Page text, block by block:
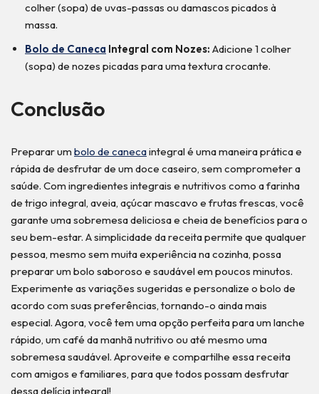
colher (sopa) de uvas-passas ou damascos picados à
massa.
Bolo de Caneca Integral com Nozes: Adicione 1 colher
(sopa) de nozes picadas para uma textura crocante.
Conclusão
Preparar um bolo de canecaintegral é uma maneira prática e
rápida de desfrutar de um doce caseiro, sem comprometer a
saúde. Com ingredientes integrais e nutritivos como a farinha
de trigo integral, aveia, açúcar mascavo e frutas frescas, você
garante uma sobremesa deliciosa e cheia de benefícios para o
seu bem-estar. A simplicidade da receita permite que qualquer
pessoa, mesmo sem muita experiência na cozinha, possa
preparar um bolo saboroso e saudável em poucos minutos.
Experimente as variações sugeridas e personalize o bolo de
acordo com suas preferências, tornando-o ainda mais
especial. Agora, você tem uma opção perfeita para um lanche
rápido, um café da manhã nutritivo ou até mesmo uma
sobremesa saudável. Aproveite e compartilhe essa receita
com amigos e familiares, para que todos possam desfrutar
dessa delícia integral!